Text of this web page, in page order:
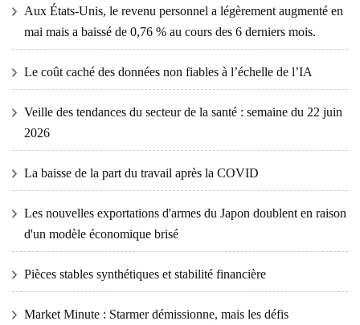
Aux États-Unis, le revenu personnel a légèrement augmenté en
mai mais a baissé de 0,76 % au cours des 6 derniers mois.
Le coût caché des données non fiables à l’échelle de l’IA
Veille des tendances du secteur de la santé : semaine du 22 juin
2026
La baisse de la part du travail après la COVID
Les nouvelles exportations d'armes du Japon doublent en raison
d'un modèle économique brisé
Pièces stables synthétiques et stabilité financière
Market Minute : Starmer démissionne, mais les défis